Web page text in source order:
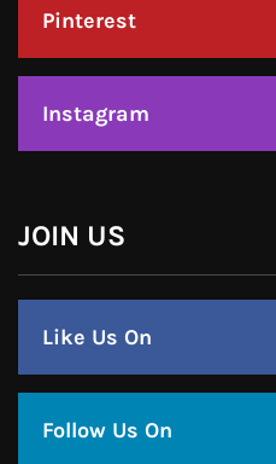
हमसे जुड़े !!
Facebook